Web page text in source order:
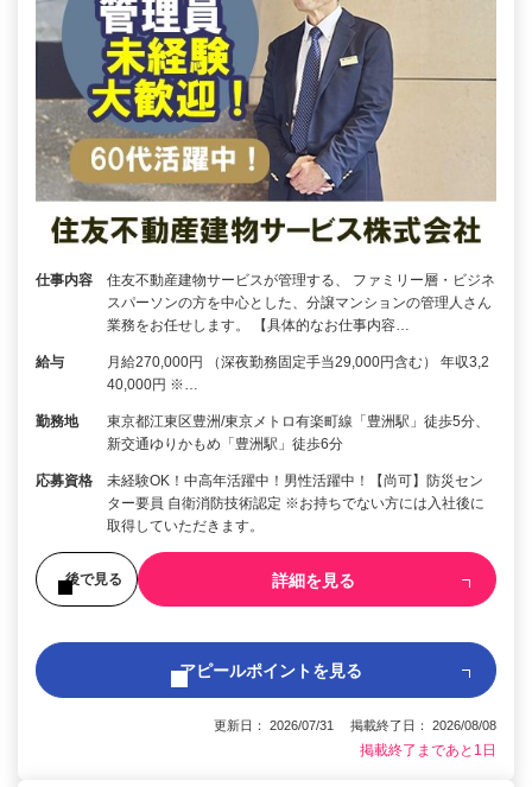
仕事内容
住友不動産建物サービスが管理する、 ファミリー層・ビジネ
スパーソンの方を中心とした、分譲マンションの管理人さん
業務をお任せします。 【具体的なお仕事内容…
給与
月給270,000円 （深夜勤務固定手当29,000円含む） 年収3,2
40,000円 ※…
勤務地
東京都江東区豊洲/東京メトロ有楽町線「豊洲駅」徒歩5分、
新交通ゆりかもめ「豊洲駅」徒歩6分
応募資格
未経験OK！中高年活躍中！男性活躍中！【尚可】防災セン
ター要員 自衛消防技術認定 ※お持ちでない方には入社後に
取得していただきます。
後で見る 詳細を見る
アピールポイントを見る
更新日： 2026/07/31 掲載終了日： 2026/08/08
掲載終了まであと1日